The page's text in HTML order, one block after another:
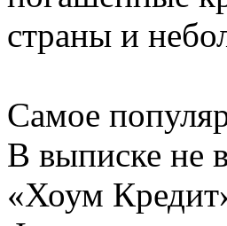
страны и
Самое
В выписке не
«Хоум